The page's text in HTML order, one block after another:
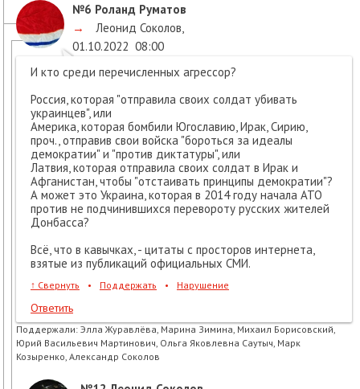
№6 Роланд Руматов
→
Леонид Соколов
01.10.2022 08:00
И кто среди перечисленных агрессор?
Россия, которая "отправила своих солдат убивать
украинцев", или
Америка, которая бомбили Югославию, Ирак, Сирию,
проч., отправив свои войска "бороться за идеалы
демократии" и "против диктатуры", или
Латвия, которая отправила своих солдат в Ирак и
Афганистан, чтобы "отстаивать принципы демократии"?
А может это Украина, которая в 2014 году начала АТО
против не подчинившихся перевороту русских жителей
Донбасса?
Всё, что в кавычках, - цитаты с просторов интернета,
взятые из публикаций официальных СМИ.
↑ Свернуть • Поддержать • Нарушение
Ответить
Поддержали: Элла Журавлёва, Марина Зимина, Михаил Борисовский,
Юрий Васильевич Мартинович, Ольга Яковлевна Саутыч, Марк
Козыренко, Александр Соколов